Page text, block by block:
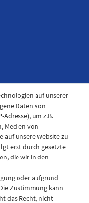
auf unserer
Daten von
Adresse), um z.B.
Medien von
unsere Website zu
erst durch gesetzte
die wir in den
oder aufgrund
Zustimmung kann
das Recht, nicht